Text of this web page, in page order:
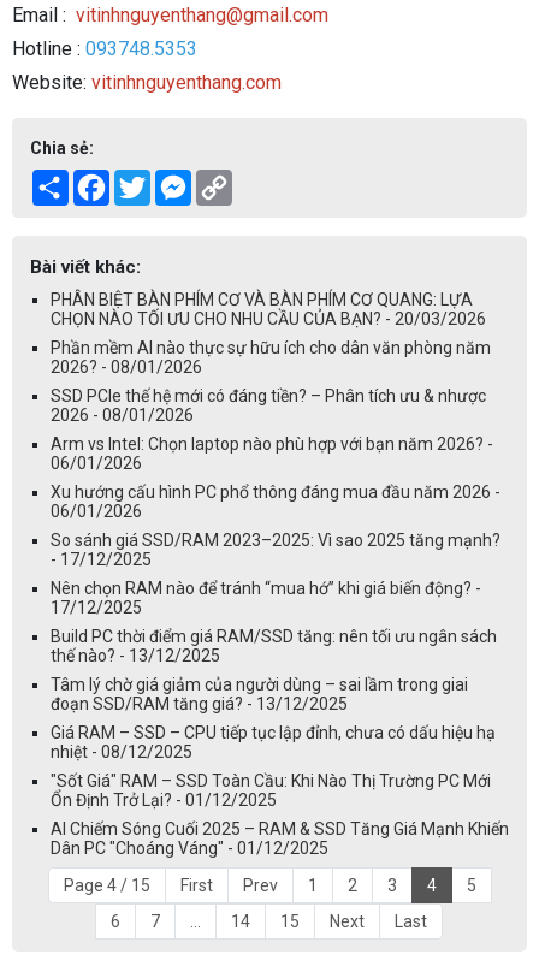
Email : vitinhnguyenthang@gmail.com
Hotline : 093748.5353
Website: vitinhnguyenthang.com
Chia sẻ:
Share Facebook
TwitterMessenger
Bài viết khác:
PHÂN BIỆT BÀN PHÍM CƠ VÀ BÀN PHÍM CƠ QUANG: LỰA
CHỌN NÀO TỐI ƯU CHO NHU CẦU CỦA BẠN? - 20/03/2026
Phần mềm AI nào thực sự hữu ích cho dân văn phòng năm
2026? - 08/01/2026
SSD PCIe thế hệ mới có đáng tiền? – Phân tích ưu & nhược
2026 - 08/01/2026
Arm vs Intel: Chọn laptop nào phù hợp với bạn năm 2026? -
06/01/2026
Xu hướng cấu hình PC phổ thông đáng mua đầu năm 2026 -
06/01/2026
So sánh giá SSD/RAM 2023–2025: Vì sao 2025 tăng mạnh?
- 17/12/2025
Nên chọn RAM nào để tránh “mua hớ” khi giá biến động? -
17/12/2025
Build PC thời điểm giá RAM/SSD tăng: nên tối ưu ngân sách
thế nào? - 13/12/2025
Tâm lý chờ giá giảm của người dùng – sai lầm trong giai
đoạn SSD/RAM tăng giá? - 13/12/2025
Giá RAM – SSD – CPU tiếp tục lập đỉnh, chưa có dấu hiệu hạ
nhiệt - 08/12/2025
"Sốt Giá" RAM – SSD Toàn Cầu: Khi Nào Thị Trường PC Mới
Ổn Định Trở Lại? - 01/12/2025
AI Chiếm Sóng Cuối 2025 – RAM & SSD Tăng Giá Mạnh Khiến
Dân PC "Choáng Váng" - 01/12/2025
Page 4 / 15
First Prev 1 2 3 4
5
6
7 14 15 Next Last